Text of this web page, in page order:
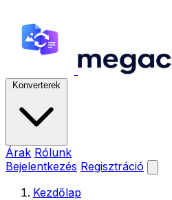
Konverterek
Árak Rólunk
Bejelentkezés Regisztráció
Kezdőlap